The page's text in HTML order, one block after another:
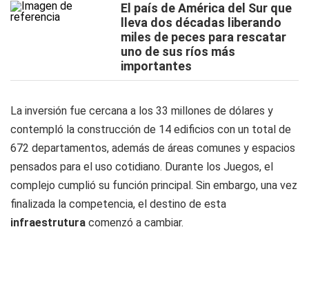
El país de América del Sur que
lleva dos décadas liberando
miles de peces para rescatar
uno de sus ríos más
importantes
La inversión fue cercana a los 33 millones de dólares y
contempló la construcción de 14 edificios con un total de
672 departamentos, además de áreas comunes y espacios
pensados para el uso cotidiano. Durante los Juegos, el
complejo cumplió su función principal. Sin embargo, una vez
finalizada la competencia, el destino de esta
infraestrutura comenzó a cambiar.